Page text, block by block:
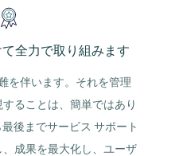
全力で取り組みます
を伴います。それを管理
ることは、簡単ではあり
後までサービス サポート
成果を最大化し、ユーザ